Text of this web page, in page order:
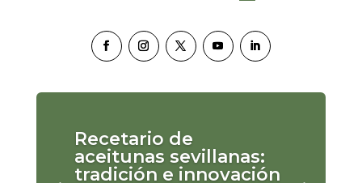
Recetario de
aceitunas sevillanas:
tradición e innovación